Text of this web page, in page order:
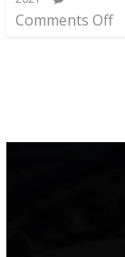
Comments Off